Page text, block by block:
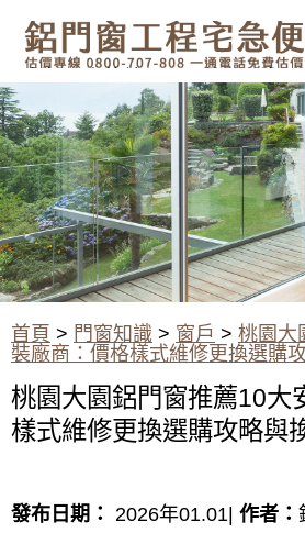
有鋁門窗的結露、隔熱、隔音問
題？找我們就對了！估價專線
0800-707-808
桃園大園鋁門窗推薦10大安裝廠
商：價格樣式維修更換選購攻略
與換門窗案例
首頁 > 門窗知識 > 窗戶 > 桃園大
裝廠商：價格樣式維修更換選購
桃園大園鋁門窗推薦10大
樣式維修更換選購攻略與
桃園大園鋁窗安裝價錢,桃園大園
發布日期： 2026年01.01| 作者：